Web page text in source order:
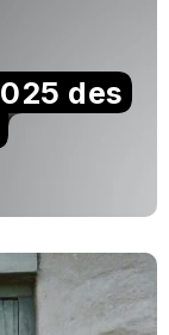
des